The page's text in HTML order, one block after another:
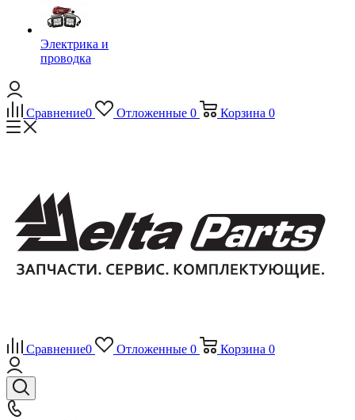
Электрика и
проводка
Сравнение0 Отложенные 0 Корзина 0
Сравнение0 Отложенные 0 Корзина 0